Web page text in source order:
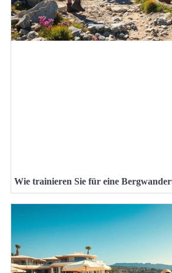
Wie trainieren Sie für eine